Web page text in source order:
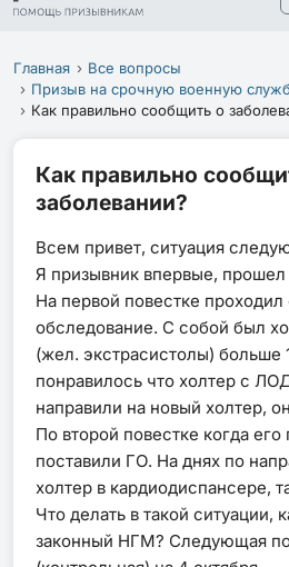
Главная
Все вопросы
Призыв на срочную военную
Как правильно сообщить о
Как правильно
заболевании?
Всем привет, ситуация
Я призывник впервые, прошел
На первой повестке
обследование. С собой был
(жел. экстрасистолы) больше
понравилось что холтер с
направили на новый холтер,
По второй повестке когда его
поставили ГО. На днях по
холтер в кардиодиспансере,
Что делать в такой ситуации,
законный НГМ? Следующая